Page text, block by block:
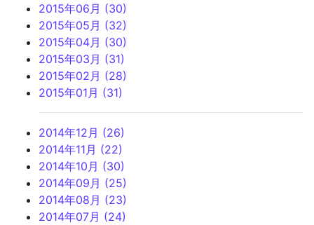
2015年06月 (30)
2015年05月 (32)
2015年04月 (30)
2015年03月 (31)
2015年02月 (28)
2015年01月 (31)
2014年12月 (26)
2014年11月 (22)
2014年10月 (30)
2014年09月 (25)
2014年08月 (23)
2014年07月 (24)